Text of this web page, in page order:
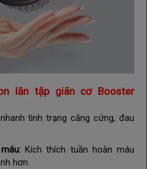
lăn tập giãn cơ Booster
tình trạng căng cứng, đau
máu:Kích thích tuần hoàn máu
hơn.